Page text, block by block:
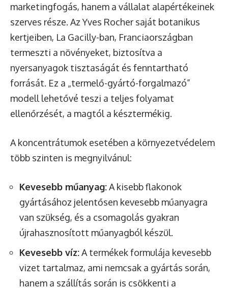
marketingfogás, hanem a vállalat alapértékeinek
szerves része. Az Yves Rocher saját botanikus
kertjeiben, La Gacilly-ban, Franciaországban
termeszti a növényeket, biztosítva a
nyersanyagok tisztaságát és fenntartható
forrását. Ez a „termelő-gyártó-forgalmazó”
modell lehetővé teszi a teljes folyamat
ellenőrzését, a magtól a késztermékig.
A koncentrátumok esetében a környezetvédelem
több szinten is megnyilvánul:
Kevesebb műanyag:A kisebb flakonok
gyártásához jelentősen kevesebb műanyagra
van szükség, és a csomagolás gyakran
újrahasznosított műanyagból készül.
Kevesebb víz:A termékek formulája kevesebb
vizet tartalmaz, ami nemcsak a gyártás során,
hanem a szállítás során is csökkenti a